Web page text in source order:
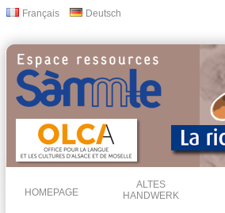
Français Deutsch
HOMEPAGE
ALTES
HANDWERK